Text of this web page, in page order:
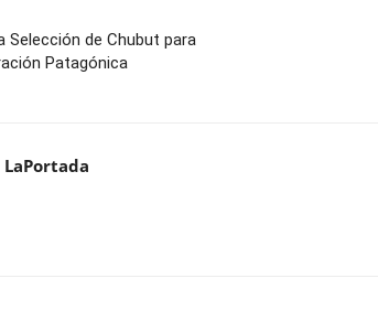
Selección de Chubut para
Patagónica
LaPortada